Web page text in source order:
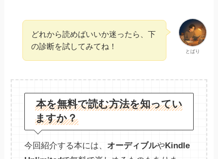
とばり
どれから読めばいいか迷ったら、下
の診断を試してみてね！
本を無料で読む方法を知ってい
ますか？
今回紹介する本には、 オーディブルやKindle